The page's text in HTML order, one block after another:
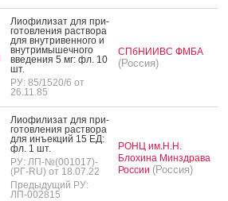
Ли­офи­лизат для при­
готов­ле­ния рас­тво­ра
для внут­ри­вен­но­го и
внут­ри­мышеч­но­го
вве­дения 5 мг: фл. 10
шт.
РУ: 85/1520/6 от
26.11.85
СПбНИИВС ФМБА
(Россия)
Ли­офи­лизат для при­
готов­ле­ния рас­тво­ра
для инъ­ек­ций 15 ЕД:
фл. 1 шт.
РУ: ЛП-№(001017)-
(РГ-RU) от 18.07.22
Предыдущий РУ:
ЛП-002815
РОНЦ им.Н.Н.
Блохина Минздрава
России (Россия)